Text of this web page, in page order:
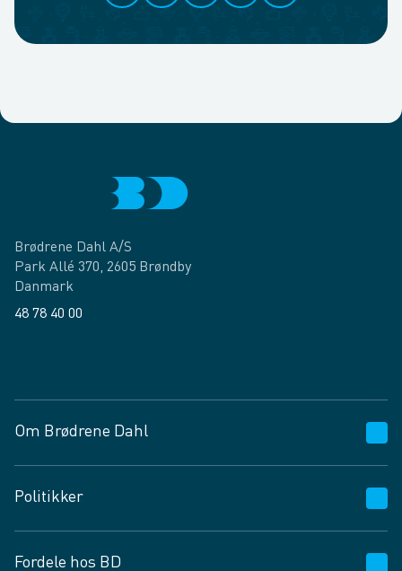
Brødrene Dahl A/S
Park Allé 370, 2605 Brøndby
Danmark
48 78 40 00
Om Brødrene Dahl
Vagttelefon 30 10 89 89
Spørgsmål og svar
Job og karriere
Politikker
Fordele hos BD